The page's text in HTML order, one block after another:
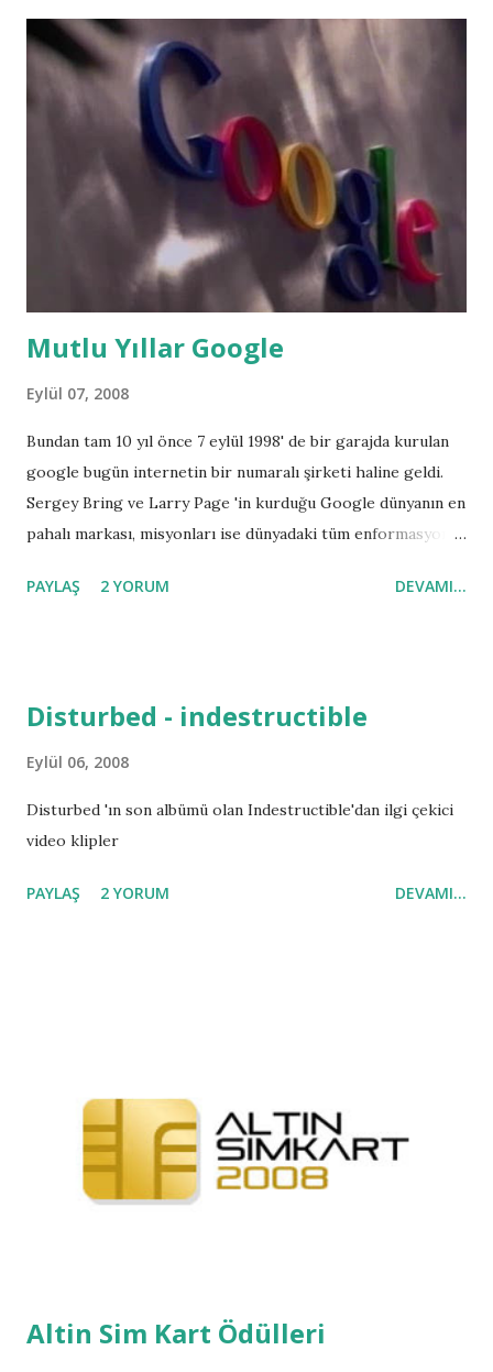
sistemleri, yıllardır bilinen bir tekniğin kart üzerine
uygulanması ile oluşturulmuştur. Nasıl Newton yerçekimini
kafasına düşen elma ile buldu ise, elektronik tarihinde var
olan bobin diğer adı ile indüktör de kartlı geçiş sistemleri
için ilham kaynağı olmuştur. Kartlı geçiş , yaşadığımızda
yüzyılda, insan ve erişim kontrolü için uygulanan en hesaplı
ve güvenli bir yöntemdir. Her ne kadar retina kontrol,
parmak damar kontrolü geçiş sistemleri gibi tam g...
Mutlu Yıllar Google
Eylül 07, 2008
Bundan tam 10 yıl önce 7 eylül 1998' de bir garajda kurulan
google bugün internetin bir numaralı şirketi haline geldi.
Sergey Bring ve Larry Page 'in kurduğu Google dünyanın en
pahalı markası, misyonları ise dünyadaki tüm enformasyonu
hale getirmek. Kulağa fantastik gelsede şuan bu dediklerini
kadrolu eleman sayısı yaklaşık 19.604 kişi bunların çoğu ise
büyük imkanlar sunmaktadır. Sabah kahvaltısı,öğle yemeği ve
akşam yemekleri ücretsiz olup kurum içinde bulunan
edebilmektedirler. Google 'da çalışmak üzere gönderilen
PAYLAŞ 2 YORUM DEVAMI...
Disturbed - indestructible
Eylül 06, 2008
Disturbed 'ın son albümü olan Indestructible'dan ilgi çekici
video klipler
PAYLAŞ 2 YORUM DEVAMI...
Altin Sim Kart Ödülleri